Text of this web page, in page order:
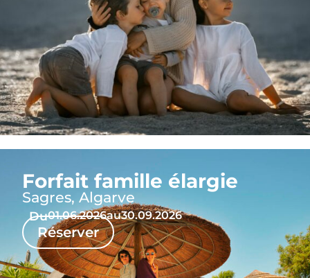
Forfait famille élargie
Sagres, Algarve
Réserver
Du01.06.2026au30.09.2026